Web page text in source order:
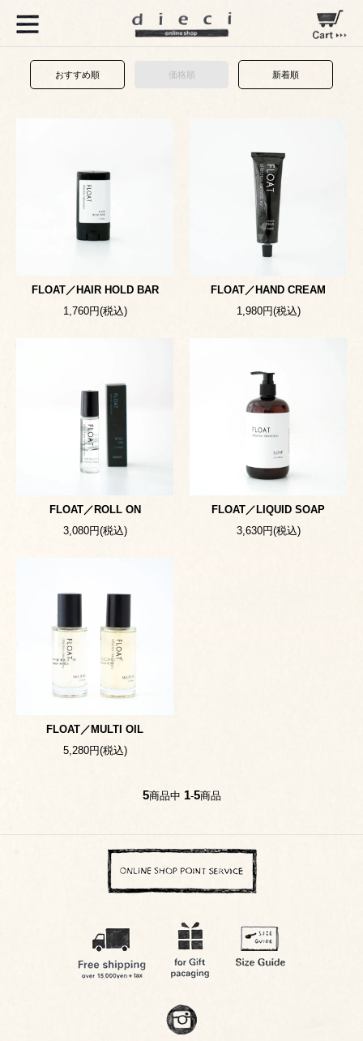
おすすめ順 価格順 新着順
FLOAT／HAIR HOLD BAR
1,760円(税込)
FLOAT／HAND CREAM
1,980円(税込)
FLOAT／ROLL ON
3,080円(税込)
FLOAT／LIQUID SOAP
3,630円(税込)
FLOAT／MULTI OIL
5,280円(税込)
5商品中 1-5商品